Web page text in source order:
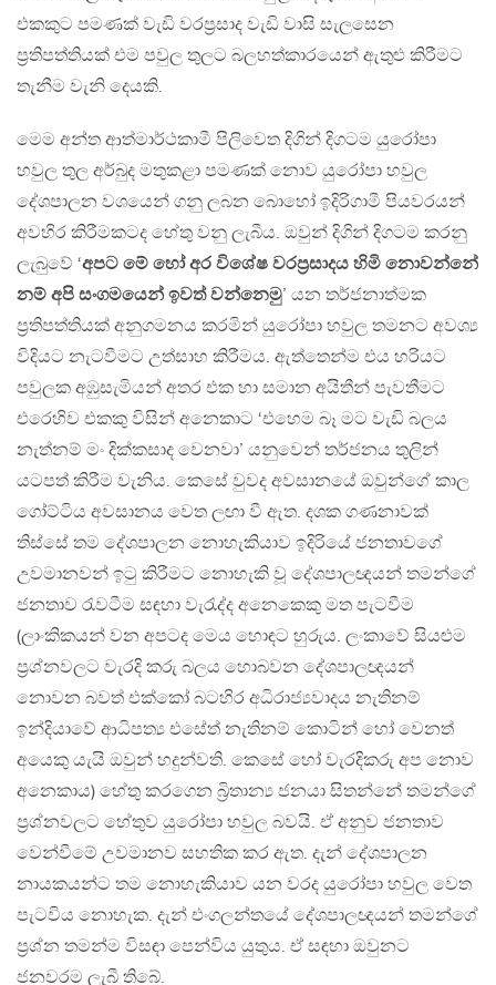
එකකුට පමණක් වැඩි වරප්‍රසාද වැඩි වාසි සැලසෙන
ප්‍රතිපත්තියක් එම පවුල තුලට බලහත්කාරයෙන් ඇතුළු කිරීමට
තැනීම වැනි දෙයකි.
මෙම අන්ත ආත්මාර්ථකාමී පිලිවෙත දිගින් දිගටම යුරෝපා
හවුල තුල අර්බුද මතුකළා පමණක් නොව යුරෝපා හවුල
දේශපාලන වශයෙන් ගනු ලබන බොහෝ ඉදිරිගාමී පියවරයන්
අවහිර කිරීමකටද හේතු වනු ලැබීය. ඔවුන් දිගින් දිගටම කරනු
ලැබුවේ ‘අපට මේ හෝ අර විශේෂ වරප්‍රසාදය හිමි නොවන්නේ
නම් අපි සංගමයෙන් ඉවත් වන්නෙමු’ යන තර්ජනාත්මක
ප්‍රතිපත්තියක් අනුගමනය කරමින් යුරෝපා හවුල තමනට අවශ්‍ය
විදියට නැටවීමට උත්සාහ කිරීමය. ඇත්තෙන්ම එය හරියට
පවුලක අඹුසැමියන් අතර එක හා සමාන අයිතීන් පැවතීමට
එරෙහිව එකකු විසින් අනෙකාට ‘එහෙම බෑ මට වැඩි බලය
නැත්නම් මං දික්කසාද වෙනවා’ යනුවෙන් තර්ජනය තුලින්
යටපත් කිරීම වැනිය. කෙසේ වුවද අවසානයේ ඔවුන්ගේ කාල
ගෝට්ටිය අවසානය වෙත ලඟා වී ඇත. දශක ගණනාවක්
තිස්සේ තම දේශපාලන නොහැකියාව ඉදිරියේ ජනතාවගේ
උවමානවන් ඉටු කිරීමට නොහැකි වූ දේශපාලඥයන් තමන්ගේ
ජනතාව රැවටීම සඳහා වැරැද්ද අනෙකෙකු මත පැටවීම
(ලාංකිකයන් වන අපටද මෙය හොඳට හුරුය. ලංකාවේ සියළුම
ප්‍රශ්නවලට වැරදි කරු බලය හොබවන දේශපාලඥයන්
නොවන බවත් එක්කෝ බටහිර අධිරාජ්‍යවාදය නැතිනම්
ඉන්දියාවේ ආධිපත්‍ය එසේත් නැතිනම් කොටින් හෝ වෙනත්
අයෙකු යැයි ඔවුන් හදුන්වති. කෙසේ හෝ වැරදිකරු අප නොව
අනෙකාය) හේතු කරගෙන බ්‍රිතාන්‍ය ජනයා සිතන්නේ තමන්ගේ
ප්‍රශ්නවලට හේතුව යුරෝපා හවුල බවයි. ඒ අනුව ජනතාව
වෙන්වීමේ උවමානව සහතික කර ඇත. දැන් දේශපාලන
නායකයන්ට තම නොහැකියාව යන වරද යුරෝපා හවුල වෙත
පැටවිය නොහැක. දැන් එංගලන්තයේ දේශපාලඥයන් තමන්ගේ
ප්‍රශ්න තමන්ම විසඳා පෙන්විය යුතුය. ඒ සඳහා ඔවුනට
ජනවරම ලැබී තිබේ.